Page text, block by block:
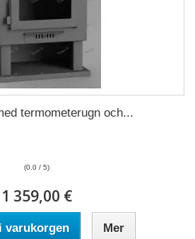
termometerugn och...
(0.0 / 5)
1 359,00 €
varukorgen Mer